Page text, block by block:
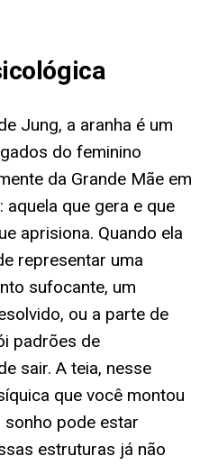
Jung, a aranha é um
do feminino
da Grande Mãe em
aquela que gera e que
aprisiona. Quando ela
representar uma
sufocante, um
ou a parte de
padrões de
sair. A teia, nesse
que você montou
pode estar
estruturas já não